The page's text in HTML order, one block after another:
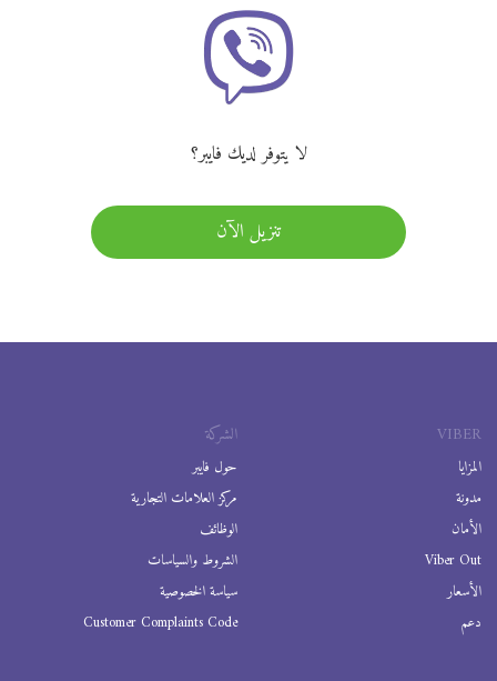
لا يتوفر لديك فايبر؟
تنزيل الآن
VIBER
المزايا
مدونة
الأمان
Viber Out
الأسعار
دعم
الشركة
حول فايبر
مركز العلامات التجارية
الوظائف
الشروط والسياسات
سياسة الخصوصية
Customer Complaints Code